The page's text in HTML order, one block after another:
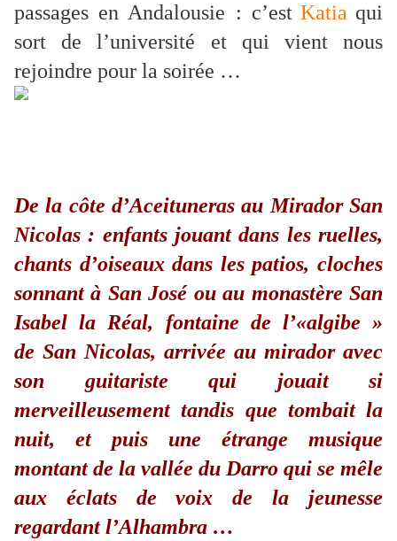
passages en Andalousie : c’est Katia qui
sort de l’université et qui vient nous
rejoindre pour la soirée …
De la côte d’Aceituneras au Mirador San
Nicolas : enfants jouant dans les ruelles,
chants d’oiseaux dans les patios, cloches
sonnant à San José ou au monastère San
Isabel la Réal, fontaine de l’«algibe »
de San Nicolas, arrivée au mirador avec
son guitariste qui jouait si
merveilleusement tandis que tombait la
nuit, et puis une étrange musique
montant de la vallée du Darro qui se mêle
aux éclats de voix de la jeunesse
regardant l’Alhambra …